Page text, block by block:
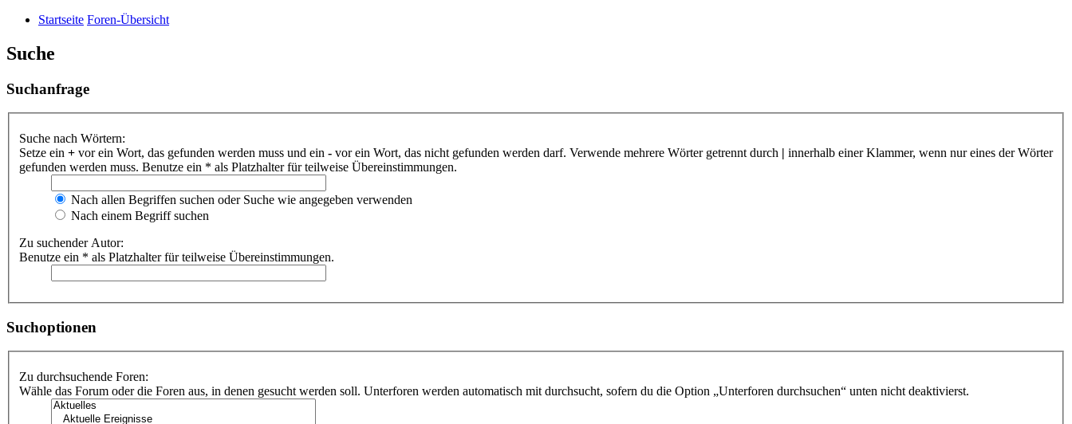
Startseite Foren-Übersicht
Suche
Suchanfrage
Suche nach Wörtern:
Setze ein + vor ein Wort, das gefunden werden muss und ein - vor ein Wort, das nicht gefunden werden darf. Verwende mehrere Wörter getrennt durch | innerhalb einer Klammer, wenn nur eines der Wörter
gefunden werden muss. Benutze ein * als Platzhalter für teilweise Übereinstimmungen.
Nach allen Begriffen suchen oder Suche wie angegeben verwenden
Nach einem Begriff suchen
Zu suchender Autor:
Benutze ein * als Platzhalter für teilweise Übereinstimmungen.
Suchoptionen
Zu durchsuchende Foren:
Wähle das Forum oder die Foren aus, in denen gesucht werden soll. Unterforen werden automatisch mit durchsucht, sofern du die Option „Unterforen durchsuchen“ unten nicht deaktivierst.